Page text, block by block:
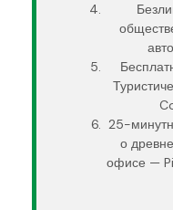
25-
о
офисе —